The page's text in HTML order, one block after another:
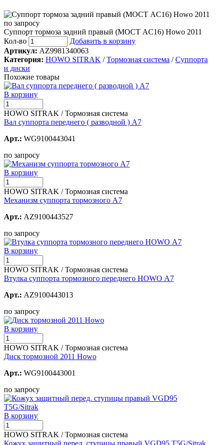
по запросу
Суппорт тормоза задний правый (МОСТ AC16) Howo 2011
Кол-во
Добавить в корзину
Артикул: AZ9981340063
Категория: HOWO SITRAK /Тормозная система /Суппорта
и диски
Похожие товары
В корзину
HOWO SITRAK / Тормозная система
Вал суппорта переднего ( разводной ) А7
Арт.: WG9100443041
по запросу
В корзину
HOWO SITRAK / Тормозная система
Механизм суппорта тормозного А7
Арт.: AZ9100443527
по запросу
В корзину
HOWO SITRAK / Тормозная система
Втулка суппорта тормозного переднего HOWO А7
Арт.: AZ9100443013
по запросу
В корзину
HOWO SITRAK / Тормозная система
Диск тормозной 2011 Howo
Арт.: WG9100443001
по запросу
В корзину
HOWO SITRAK / Тормозная система
Кожух защитный перед. ступицы правый VGD95 T5G/Sitrak